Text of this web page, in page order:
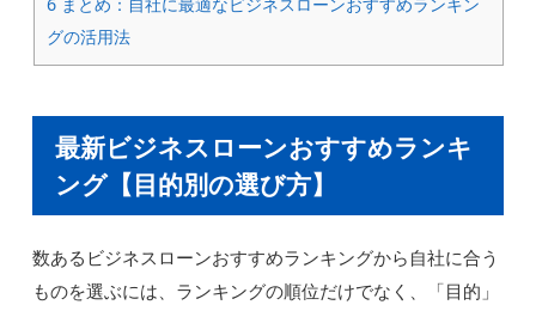
6まとめ：自社に最適なビジネスローンおすすめランキン
グの活用法
最新ビジネスローンおすすめランキ
ング【目的別の選び方】
数あるビジネスローンおすすめランキングから自社に合う
ものを選ぶには、ランキングの順位だけでなく、「目的」